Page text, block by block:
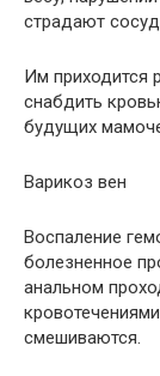
страдают
Им приходится
снабдить
будущих
Варикоз вен
Воспаление
болезненное
анальном
смешиваются.